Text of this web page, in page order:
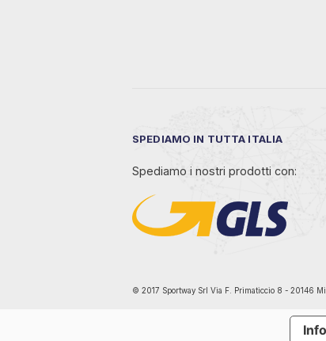
SPEDIAMO IN TUTTA ITALIA
Spediamo i nostri prodotti con:
© 2017 Sportway Srl Via F. Primaticcio 8 - 20146